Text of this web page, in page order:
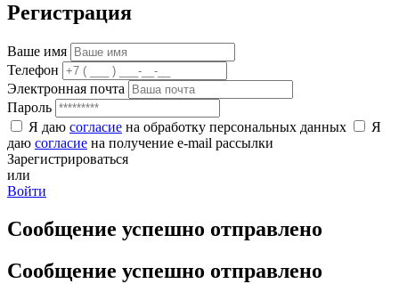
Регистрация
Ваше имя
Телефон
Электронная почта
Пароль
Я даю согласие на обработку персональных данных
Я
даю согласие на получение e-mail рассылки
Зарегистрироваться
или
Войти
Сообщение успешно отправлено
Сообщение успешно отправлено